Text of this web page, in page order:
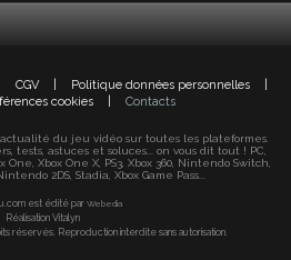
CGV Politique données personnelles
cookies Contacts
du jeu vidéo sur toutes les plateformes.
tests, astuces et soluces... on vous dit tout ! PC,
One, Xbox One X, PS3, Xbox 360, Nintendo Switch,
2DS, Stadia, Xbox Game Pass...
est édité par Webedia
Réalisation Vitalyn
réservés. Reproduction interdite sans autorisation.